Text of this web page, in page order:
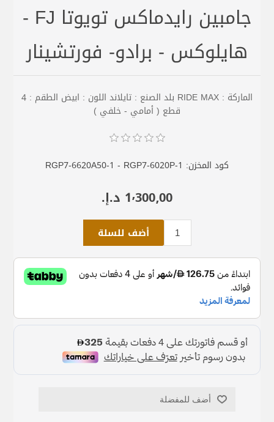
جامبين رايدماكس تويوتا FJ -
هايلوكس - برادو- فورتشينار
الماركة : RIDE MAX بلد الصنع : تايلاند اللون : ابيض الطقم : 4
قطع ( أمامي - خلفي )
كود المخزن: RGP7-6620A50-1 - RGP7-6020P-1
1٬300٫00 د.إ.‏
أضف للسلة
أضف للمفضلة